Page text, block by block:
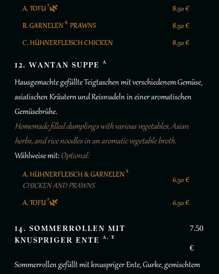
A. TOFUF🌿
8.50 €
B. GARNELENB PRAWNS
8.50 €
C. HÜHNERFLEISCH CHICKEN
8.50 €
12. WANTAN SUPPEA
Hausgemachte gefüllte Teigtaschen mit verschiedenem Gemüse,
asiatischen Kräutern und Reisnudeln in einer aromatischen
Gemüsebrühe.
Homemade filled dumplings with various vegetables, Asian
herbs, and rice noodles in an aromatic vegetable broth.
Wählweise mit: Optional:
A. HÜHNERFLEISCH & GARNELENB
CHICKEN AND PRAWNS
6.50 €
A. TOFUF🌿 6.50 €
14. SOMMERROLLEN MIT
KNUSPRIGER ENTEA, E
7.50
€
Sommerrollen gefüllt mit knuspriger Ente, Gurke, gemischtem